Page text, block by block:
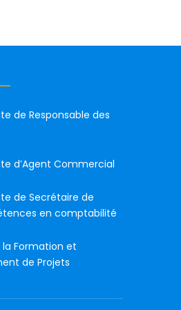
de Responsable des
d’Agent Commercial
de Secrétaire de
en comptabilité
Formation et
de Projets